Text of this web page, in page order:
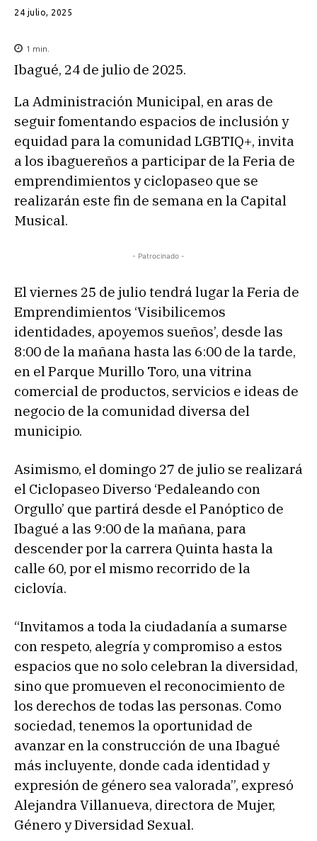
24 julio, 2025
1 min.
Ibagué, 24 de julio de 2025.
La Administración Municipal, en aras de
seguir fomentando espacios de inclusión y
equidad para la comunidad LGBTIQ+, invita
a los ibaguereños a participar de la Feria de
emprendimientos y ciclopaseo que se
realizarán este fin de semana en la Capital
Musical.
- Patrocinado -
El viernes 25 de julio tendrá lugar la Feria de
Emprendimientos ‘Visibilicemos
identidades, apoyemos sueños’, desde las
8:00 de la mañana hasta las 6:00 de la tarde,
en el Parque Murillo Toro, una vitrina
comercial de productos, servicios e ideas de
negocio de la comunidad diversa del
municipio.
Asimismo, el domingo 27 de julio se realizará
el Ciclopaseo Diverso ‘Pedaleando con
Orgullo’ que partirá desde el Panóptico de
Ibagué a las 9:00 de la mañana, para
descender por la carrera Quinta hasta la
calle 60, por el mismo recorrido de la
ciclovía.
“Invitamos a toda la ciudadanía a sumarse
con respeto, alegría y compromiso a estos
espacios que no solo celebran la diversidad,
sino que promueven el reconocimiento de
los derechos de todas las personas. Como
sociedad, tenemos la oportunidad de
avanzar en la construcción de una Ibagué
más incluyente, donde cada identidad y
expresión de género sea valorada”, expresó
Alejandra Villanueva, directora de Mujer,
Género y Diversidad Sexual.